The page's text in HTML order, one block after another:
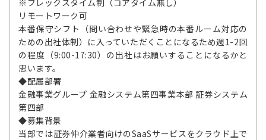
※フレックスタイム制（コアタイム無し）
リモートワーク可
本番保守シフト（問い合わせや緊急時の本番ルーム対応の
ための出社体制）に入っていただくことになるため週1-2回
の程度（9:00-17:30）の出社はお願いすることになるかと
思います。
◆配属部署
金融事業グループ 金融システム第四事業本部 証券システム
第四部
◆募集背景
当部では証券仲介業者向けのSaaSサービスをクラウド上で